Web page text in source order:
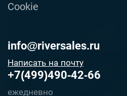
Cookie
info@riversales.ru
Написать на почту
+7(499)490-42-66
ежедневно